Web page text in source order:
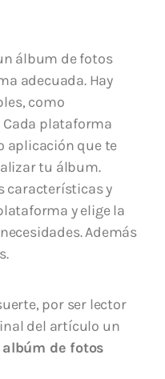
álbum de fotos
adecuada. Hay
como
Cada plataforma
aplicación que te
tu álbum.
características y
y elige la
Además
por ser lector
del artículo un
de fotos